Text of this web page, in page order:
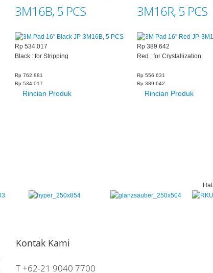
3M16B, 5 PCS
Rp 534.017
Black : for Stripping
Rp 762.881
Rp 534.017
Rincian Produk
3M16R, 5 PCS
Rp 389.642
Red : for Crystallization
Rp 556.631
Rp 389.642
Rincian Produk
Kontak Kami
T +62-21 9040 7700